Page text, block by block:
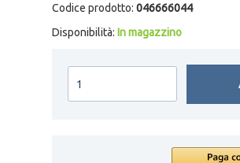
Codice prodotto: 046666044
Disponibilità: In magazzino